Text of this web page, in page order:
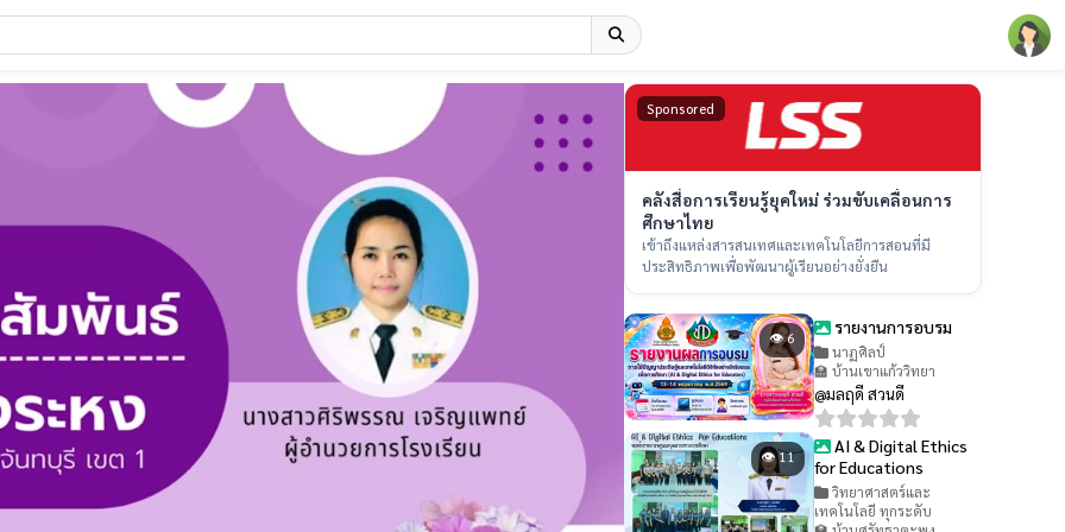
Sponsored
คลังสื่อการเรียนรู้ยุคใหม่ ร่วมขับเคลื่อนการ
ศึกษาไทย
เข้าถึงแหล่งสารสนเทศและเทคโนโลยีการสอนที่มี
ประสิทธิภาพเพื่อพัฒนาผู้เรียนอย่างยั่งยืน
👁 6 รายงานการอบรม
นาฏศิลป์
🏫 บ้านเขาแก้ววิทยา
@มลฤดี สวนดี
👁 11
AI & Digital Ethics
for Educations
วิทยาศาสตร์และ
เทคโนโลยี ทุกระดับ